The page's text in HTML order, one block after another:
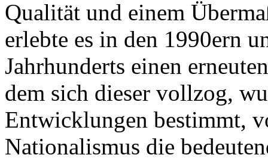
Qualität und einem
erlebte es in den 1990ern
Jahrhunderts einen
dem sich dieser vollzog,
Entwicklungen bestimmt,
Nationalismus die